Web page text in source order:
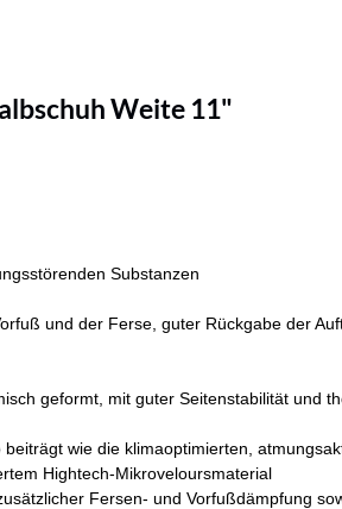
Weite 11"
Substanzen
und der Ferse, guter Rückgabe der
geformt, mit guter Seitenstabilität und
wie die klimaoptimierten,
Hightech-Mikroveloursmaterial
Fersen- und Vorfußdämpfung